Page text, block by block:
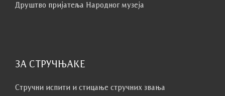
Друштво пријатеља Народног музеја
ЗА СТРУЧЊАКЕ
Стручни испити и стицање стручних звања